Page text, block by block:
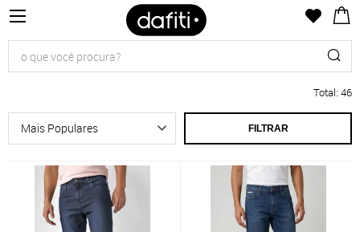
Total: 46
FILTRAR